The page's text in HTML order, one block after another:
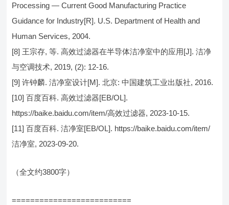
Processing — Current Good Manufacturing Practice
Guidance for Industry[R]. U.S. Department of Health and
Human Services, 2004.
[8] 王宗存, 等. 高效过滤器在半导体洁净室中的应用[J]. 洁净
与空调技术, 2019, (2): 12-16.
[9] 许钟麟. 洁净室设计[M]. 北京: 中国建筑工业出版社, 2016.
[10] 百度百科. 高效过滤器[EB/OL].
https://baike.baidu.com/item/高效过滤器, 2023-10-15.
[11] 百度百科. 洁净室[EB/OL]. https://baike.baidu.com/item/
洁净室, 2023-09-20.
（全文约3800字）
==========================